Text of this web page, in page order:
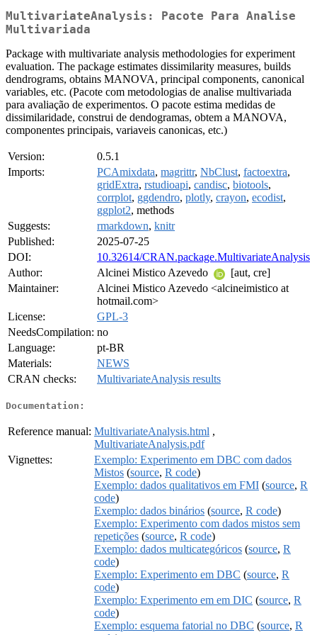
MultivariateAnalysis: Pacote Para Analise
Multivariada
Package with multivariate analysis methodologies for experiment
evaluation. The package estimates dissimilarity measures, builds
dendrograms, obtains MANOVA, principal components, canonical
variables, etc. (Pacote com metodologias de analise multivariada
para avaliação de experimentos. O pacote estima medidas de
dissimilaridade, construi de dendogramas, obtem a MANOVA,
componentes principais, variaveis canonicas, etc.)
Version:
0.5.1
Imports:
PCAmixdata, magrittr, NbClust, factoextra,
gridExtra, rstudioapi, candisc, biotools,
corrplot, ggdendro, plotly, crayon, ecodist,
ggplot2, methods
Suggests:
rmarkdown, knitr
Published:
2025-07-25
DOI:
10.32614/CRAN.package.MultivariateAnalysis
Author:
Alcinei Mistico Azevedo
[aut, cre]
Maintainer:
Alcinei Mistico Azevedo <alcineimistico at
hotmail.com>
License:
GPL-3
NeedsCompilation: no
Language:
pt-BR
Materials:
NEWS
CRAN checks:
MultivariateAnalysis results
Documentation:
Reference manual: MultivariateAnalysis.html ,
MultivariateAnalysis.pdf
Vignettes:
Exemplo: Experimento em DBC com dados
Mistos (source, R code)
Exemplo: dados qualitativos em FMI (source, R
code)
Exemplo: dados binários (source, R code)
Exemplo: Experimento com dados mistos sem
repetições (source, R code)
Exemplo: dados multicategóricos (source, R
code)
Exemplo: Experimento em DBC (source, R
code)
Exemplo: Experimento em em DIC (source, R
code)
Exemplo: esquema fatorial no DBC (source, R